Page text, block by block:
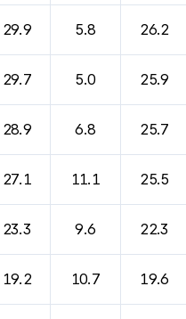
29.9 5.8 26.2
29.7 5.0 25.9
28.9 6.8 25.7
27.1 11.1 25.5
23.3 9.6 22.3
19.2 10.7 19.6